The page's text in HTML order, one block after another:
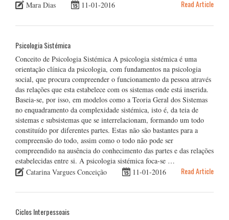
Mara Dias
11-01-2016 Read Article
Psicologia Sistémica
Conceito de Psicologia Sistémica A psicologia sistémica é uma
orientação clínica da psicologia, com fundamentos na psicologia
social, que procura compreender o funcionamento da pessoa através
das relações que esta estabelece com os sistemas onde está inserida.
Baseia-se, por isso, em modelos como a Teoria Geral dos Sistemas
no enquadramento da complexidade sistémica, isto é, da teia de
sistemas e subsistemas que se interrelacionam, formando um todo
constituído por diferentes partes. Estas não são bastantes para a
compreensão do todo, assim como o todo não pode ser
compreendido na ausência do conhecimento das partes e das relações
estabelecidas entre si. A psicologia sistémica foca-se …
Catarina Vargues Conceição
11-01-2016 Read Article
Ciclos Interpessoais